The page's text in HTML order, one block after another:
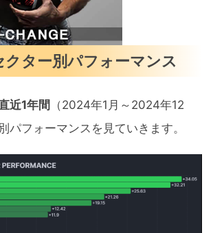
クター別パフォーマンス
近1年間
（2024年1月～2024年12
パフォーマンスを見ていきます。